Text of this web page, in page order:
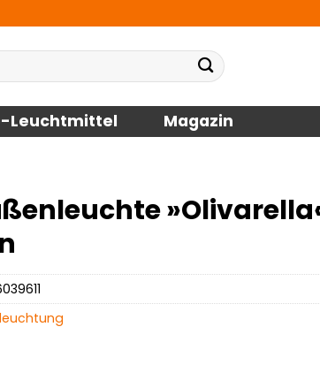
Leuchtmittel Magazin